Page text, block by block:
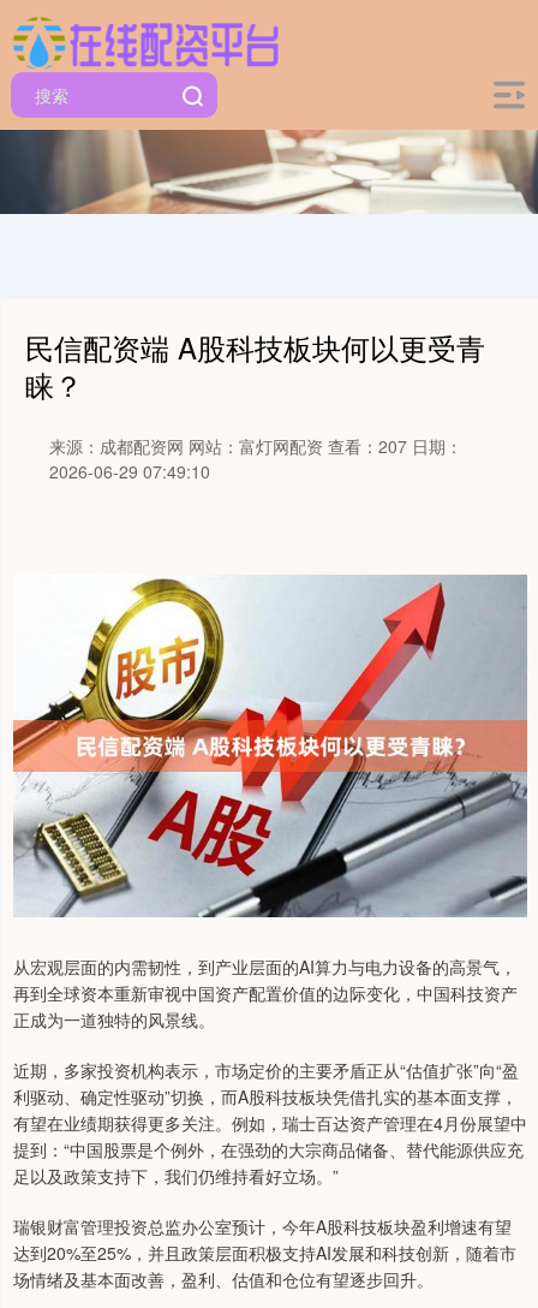
民信配资端 A股科技板块何以更受青
睐？
来源：成都配资网 网站：富灯网配资 查看：207 日期：
2026-06-29 07:49:10
从宏观层面的内需韧性，到产业层面的AI算力与电力设备的高景气，
再到全球资本重新审视中国资产配置价值的边际变化，中国科技资产
正成为一道独特的风景线。
近期，多家投资机构表示，市场定价的主要矛盾正从“估值扩张”向“盈
利驱动、确定性驱动”切换，而A股科技板块凭借扎实的基本面支撑，
有望在业绩期获得更多关注。例如，瑞士百达资产管理在4月份展望中
提到：“中国股票是个例外，在强劲的大宗商品储备、替代能源供应充
足以及政策支持下，我们仍维持看好立场。”
瑞银财富管理投资总监办公室预计，今年A股科技板块盈利增速有望
达到20%至25%，并且政策层面积极支持AI发展和科技创新，随着市
场情绪及基本面改善，盈利、估值和仓位有望逐步回升。